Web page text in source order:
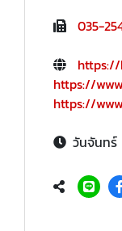
035-
https://
https://
วันจันทร์